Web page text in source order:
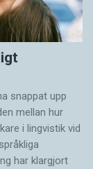
snappat upp
mellan hur
i lingvistik vid
har klargjort